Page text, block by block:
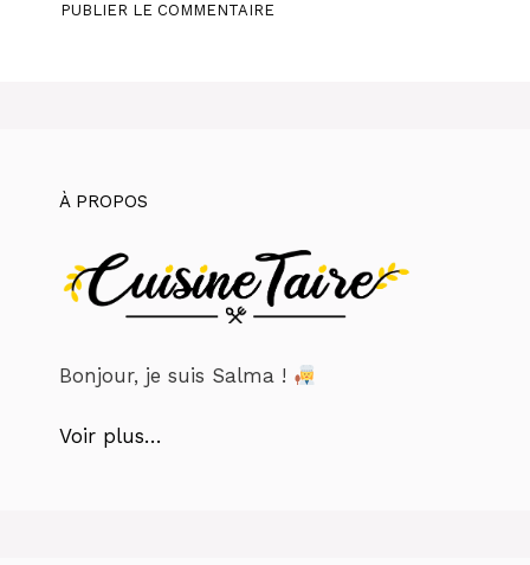
À PROPOS
Bonjour, je suis Salma !
Voir plus…